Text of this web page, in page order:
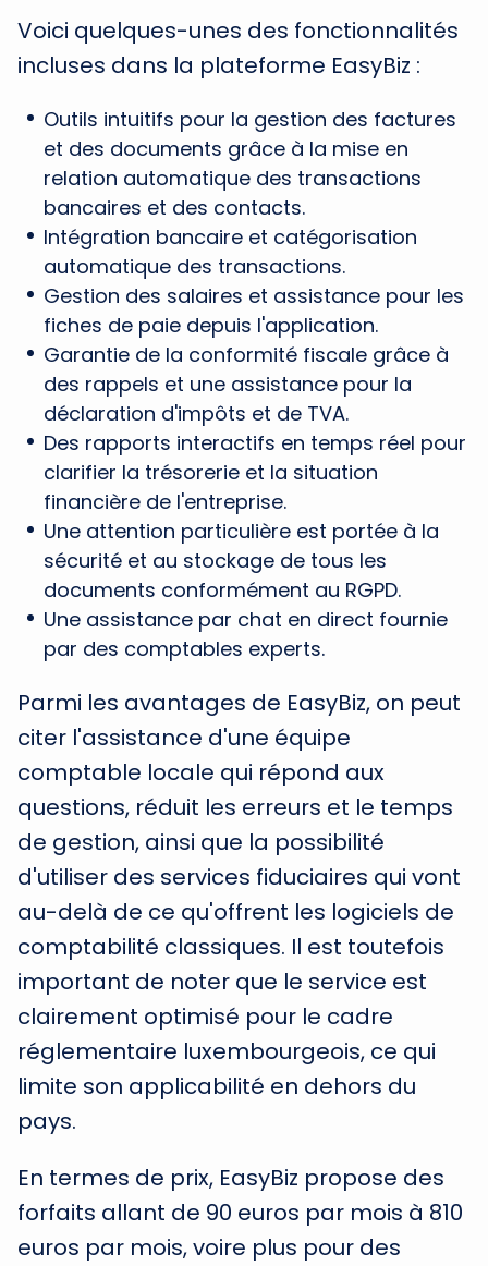
Voici quelques-unes des fonctionnalités
incluses dans la plateforme EasyBiz :
Outils intuitifs pour la gestion des factures
et des documents grâce à la mise en
relation automatique des transactions
bancaires et des contacts.
Intégration bancaire et catégorisation
automatique des transactions.
Gestion des salaires et assistance pour les
fiches de paie depuis l'application.
Garantie de la conformité fiscale grâce à
des rappels et une assistance pour la
déclaration d'impôts et de TVA.
Des rapports interactifs en temps réel pour
clarifier la trésorerie et la situation
financière de l'entreprise.
Une attention particulière est portée à la
sécurité et au stockage de tous les
documents conformément au RGPD.
Une assistance par chat en direct fournie
par des comptables experts.
Parmi les avantages de EasyBiz, on peut
citer l'assistance d'une équipe
comptable locale qui répond aux
questions, réduit les erreurs et le temps
de gestion, ainsi que la possibilité
d'utiliser des services fiduciaires qui vont
au-delà de ce qu'offrent les logiciels de
comptabilité classiques. Il est toutefois
important de noter que le service est
clairement optimisé pour le cadre
réglementaire luxembourgeois, ce qui
limite son applicabilité en dehors du
pays.
En termes de prix, EasyBiz propose des
forfaits allant de 90 euros par mois à 810
euros par mois, voire plus pour des